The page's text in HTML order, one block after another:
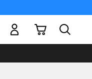
Mi carrito